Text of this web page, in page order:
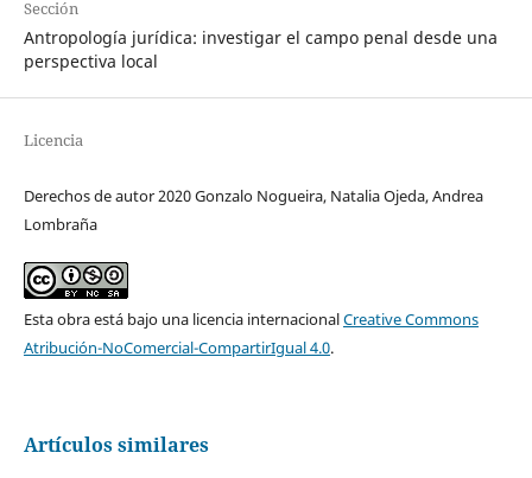
Sección
Antropología jurídica: investigar el campo penal desde una
perspectiva local
Licencia
Derechos de autor 2020 Gonzalo Nogueira, Natalia Ojeda, Andrea
Lombraña
Esta obra está bajo una licencia internacionalCreative Commons
Atribución-NoComercial-CompartirIgual 4.0.
Artículos similares